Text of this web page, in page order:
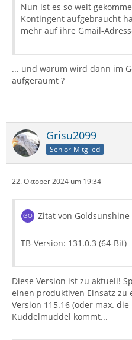
Nun ist es so weit
Kontingent aufgebraucht
mehr auf ihre Gmail-
... und warum wird dann im
aufgeräumt ?
Grisu2099
Senior-Mitglied
22. Oktober 2024 um 19:34
Zitat von Goldsunshine
TB-Version: 131.0.3 (64-Bit)
Diese Version ist zu aktuell!
einen produktiven Einsatz
Version 115.16 (oder max. die
Kuddelmuddel kommt...